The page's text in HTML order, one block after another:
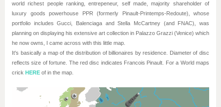
world richest people ranking, entrepeneur, self made, majority shareholder of
luxury goods powerhouse PPR (formerly Pinault-Printemps-Redoute), whose
portfolio includes Gucci, Balenciaga and Stella McCartney (and FNAC), was
planning on displaying his extensive art collection in Palazzo Grazzi (Venice) which
he now owns, I came across with this little map.
It's basically a map of the distribution of billionaires by residence. Diameter of disc
reflects size of fortune. The red disc indicates Francois Pinault. For a World maps
crick HERE of in the map.